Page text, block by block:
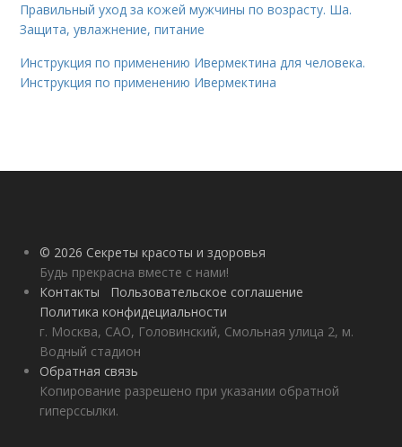
Правильный уход за кожей мужчины по возрасту. Ша.
Защита, увлажнение, питание
Инструкция по применению Ивермектина для человека.
Инструкция по применению Ивермектина
© 2026 Секреты красоты и здоровья
Будь прекрасна вместе с нами!
Контакты
Пользовательское соглашение
Политика конфидециальности
г. Москва, САО, Головинский, Смольная улица 2, м.
Водный стадион
Обратная связь
Копирование разрешено при указании обратной
гиперссылки.